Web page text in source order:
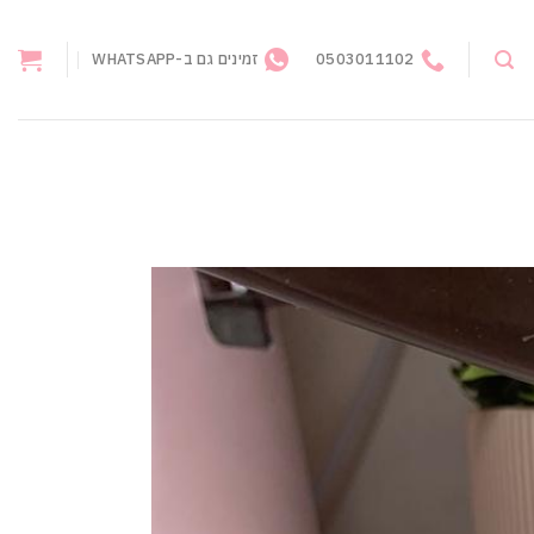
0503011102 זמינים גם ב-WHATSAPP